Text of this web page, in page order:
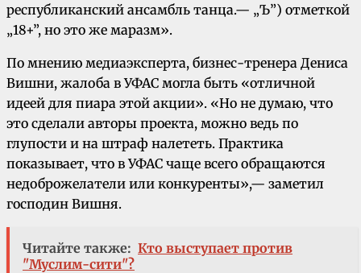
республиканский ансамбль танца.— „Ъ”) отметкой
„18+”, но это же маразм».
По мнению медиаэксперта, бизнес-тренера Дениса
Вишни, жалоба в УФАС могла быть «отличной
идеей для пиара этой акции». «Но не думаю, что
это сделали авторы проекта, можно ведь по
глупости и на штраф налететь. Практика
показывает, что в УФАС чаще всего обращаются
недоброжелатели или конкуренты»,— заметил
господин Вишня.
Читайте также: Кто выступает против
"Муслим-сити"?